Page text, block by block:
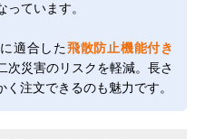
っています。
適合した飛散防止機能付き
次災害のリスクを軽減。長さ
注文できるのも魅力です。